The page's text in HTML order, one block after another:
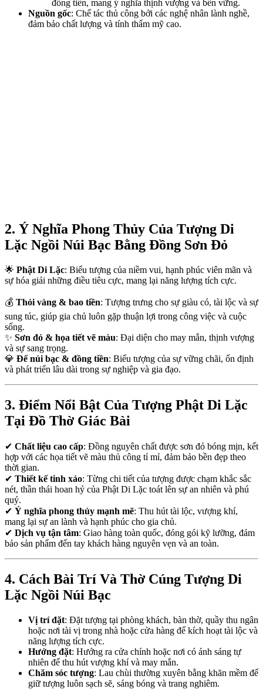
đồng tiền, mang ý nghĩa thịnh vượng và bền vững.
Nguồn gốc: Chế tác thủ công bởi các nghệ nhân lành nghề,
đảm bảo chất lượng và tính thẩm mỹ cao.
2. Ý Nghĩa Phong Thủy Của Tượng Di
Lặc Ngồi Núi Bạc Bằng Đồng Sơn Đỏ
🌟 Phật Di Lặc: Biểu tượng của niềm vui, hạnh phúc viên mãn và
sự hóa giải những điều tiêu cực, mang lại năng lượng tích cực.
💰 Thỏi vàng & bao tiền: Tượng trưng cho sự giàu có, tài lộc và sự
sung túc, giúp gia chủ luôn gặp thuận lợi trong công việc và cuộc
sống.
✨ Sơn đỏ & họa tiết vẽ màu: Đại diện cho may mắn, thịnh vượng
và sự sang trọng.
💎 Đế núi bạc & đồng tiền: Biểu tượng của sự vững chãi, ổn định
và phát triển lâu dài trong sự nghiệp và gia đạo.
3. Điểm Nổi Bật Của Tượng Phật Di Lặc
Tại Đồ Thờ Giác Bài
✔ Chất liệu cao cấp: Đồng nguyên chất được sơn đỏ bóng mịn, kết
hợp với các họa tiết vẽ màu thủ công tỉ mỉ, đảm bảo bền đẹp theo
thời gian.
✔ Thiết kế tinh xảo: Từng chi tiết của tượng được chạm khắc sắc
nét, thần thái hoan hỷ của Phật Di Lặc toát lên sự an nhiên và phú
quý.
✔ Ý nghĩa phong thủy mạnh mẽ: Thu hút tài lộc, vượng khí,
mang lại sự an lành và hạnh phúc cho gia chủ.
✔ Dịch vụ tận tâm: Giao hàng toàn quốc, đóng gói kỹ lưỡng, đảm
bảo sản phẩm đến tay khách hàng nguyên vẹn và an toàn.
4. Cách Bài Trí Và Thờ Cúng Tượng Di
Lặc Ngồi Núi Bạc
Vị trí đặt: Đặt tượng tại phòng khách, bàn thờ, quầy thu ngân
hoặc nơi tài vị trong nhà hoặc cửa hàng để kích hoạt tài lộc và
năng lượng tích cực.
Hướng đặt: Hướng ra cửa chính hoặc nơi có ánh sáng tự
nhiên để thu hút vượng khí và may mắn.
Chăm sóc tượng: Lau chùi thường xuyên bằng khăn mềm để
giữ tượng luôn sạch sẽ, sáng bóng và trang nghiêm.